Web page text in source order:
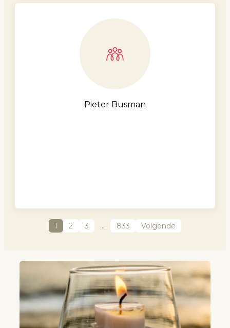
Pieter Busman
1 2 3 … 833 Volgende